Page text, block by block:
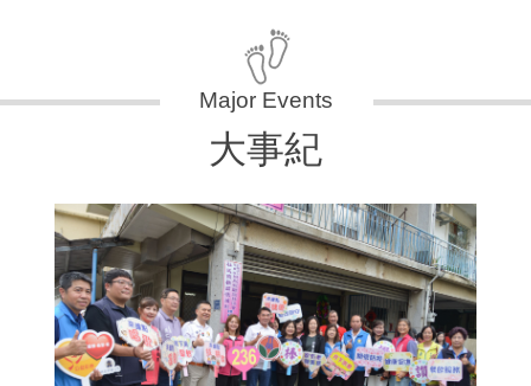
大事紀